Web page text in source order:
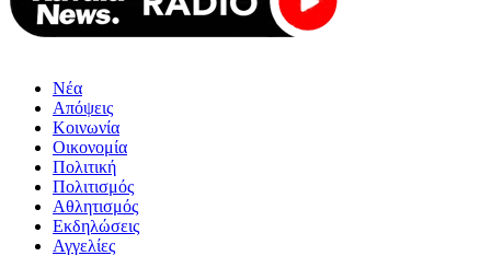
Νέα
Απόψεις
Κοινωνία
Οικονομία
Πολιτική
Πολιτισμός
Αθλητισμός
Εκδηλώσεις
Αγγελίες